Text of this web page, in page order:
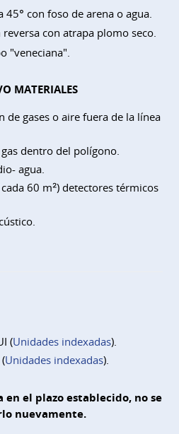
45° con foso de arena o agua.
reversa con atrapa plomo seco.
"veneciana".
MATERIALES
de gases o aire fuera de la línea
dentro del polígono.
agua.
60 m²) detectores térmicos
(Unidades indexadas).
Unidades indexadas).
en el plazo establecido, no se
nuevamente.